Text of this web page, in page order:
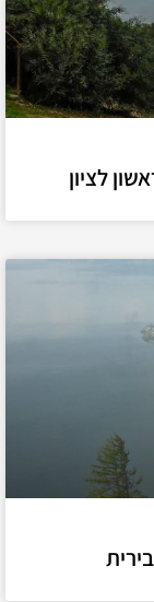
לציון